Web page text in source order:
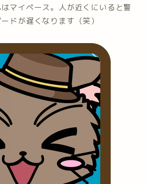
マイペース。人が近くにいると警
ドが遅くなります（笑）